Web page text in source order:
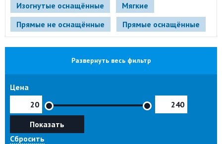
Изогнутые оснащённые
Мягкие
Прямые не оснащённые
Прямые оснащённые
Развернуть весь фильтр
Цена
Показать
Сбросить